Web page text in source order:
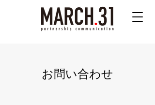
お問い合わせ